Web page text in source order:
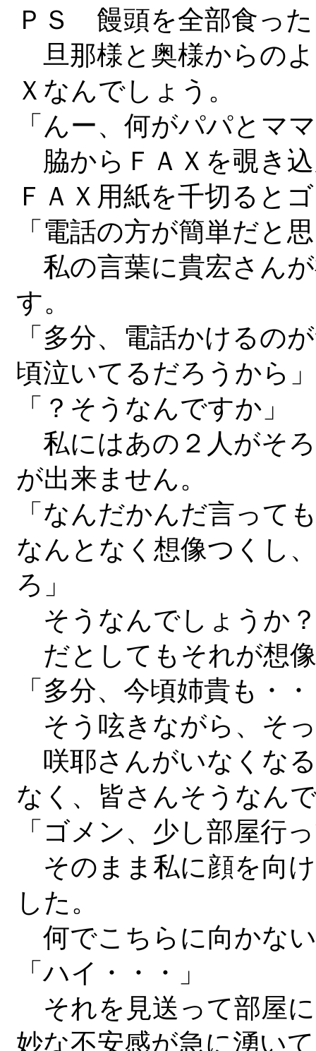
ＰＳ 饅頭を全部食っ
旦那様と奥様からの
Ｘなんでしょう。
「んー、何がパパとマ
脇からＦＡＸを覗き
ＦＡＸ用紙を千切ると
「電話の方が簡単だと
私の言葉に貴宏さん
す。
「多分、電話かけるの
頃泣いてるだろうから」
「？そうなんですか」
私にはあの２人がそ
が出来ません。
「なんだかんだ言って
なんとなく想像つくし
ろ」
そうなんでしょうか
だとしてもそれが想
「多分、今頃姉貴も・
そう呟きながら、そ
咲耶さんがいなくな
なく、皆さんそうなん
「ゴメン、少し部屋行
そのまま私に顔を向
した。
何でこちらに向かな
「ハイ・・・」
それを見送って部屋
妙な不安感が急に湧い